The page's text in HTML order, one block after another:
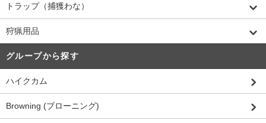
トラップ（捕獲わな）
狩猟用品
グループから探す
ハイクカム
Browning (ブローニング)